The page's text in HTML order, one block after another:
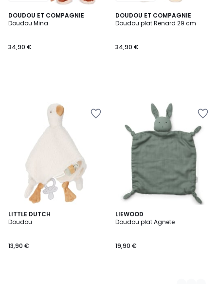
DOUDOU ET COMPAGNIE
Doudou Mina
34,90 €
DOUDOU ET COMPAGNIE
Doudou plat Renard 29 cm
34,90 €
LITTLE DUTCH
Doudou
13,90 €
LIEWOOD
Doudou plat Agnete
19,90 €
3
Couleurs